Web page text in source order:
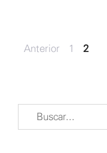
Navegación
Anterior Página
1 Página
2
Buscar: